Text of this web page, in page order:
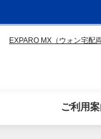
EXPARO MX（ウォン宅配
ご利用